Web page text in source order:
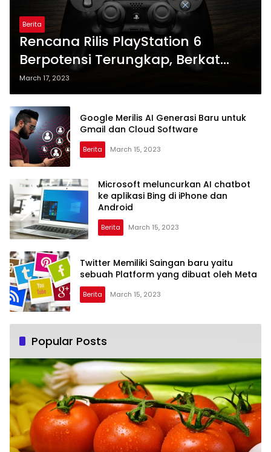
Berita
Rencana Rilis PlayStation 6
Berpotensi Terungkap, Berkat
Microsoft
March 17, 2023
Google Merilis AI Generasi Baru untuk
Gmail dan Cloud Software
Berita March 15, 2023
Microsoft meluncurkan AI chatbot
ke aplikasi Bing di iPhone dan
Android
Berita March 15, 2023
Twitter Memiliki Saingan baru yaitu
sebuah Platform yang dibuat oleh Meta
Berita March 15, 2023
Popular Posts